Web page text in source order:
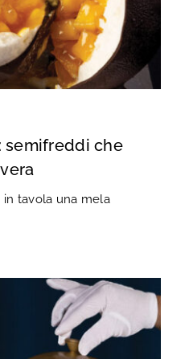
semifreddi che
tavola una mela